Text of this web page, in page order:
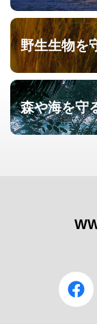
野生生物を
森や海を守